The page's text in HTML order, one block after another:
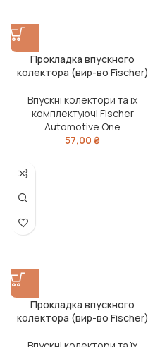
Прокладка впускного
колектора (вир-во Fischer)
Впускні колектори та їх
комплектуючі Fischer
Automotive One
57,00 ₴
Прокладка впускного
колектора (вир-во Fischer)